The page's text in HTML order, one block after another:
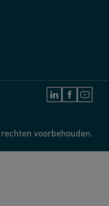
voorbehouden.